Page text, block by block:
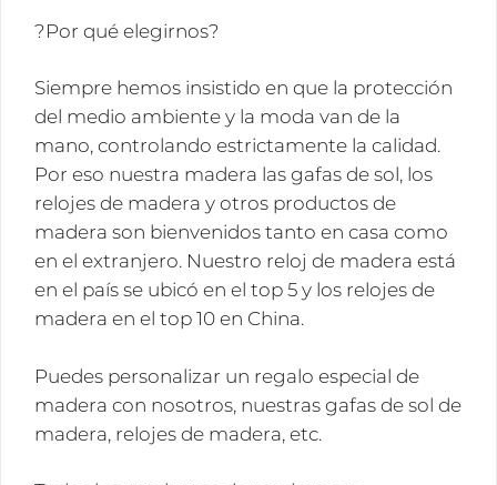
?Por qué elegirnos?
Siempre hemos insistido en que la protección
del medio ambiente y la moda van de la
mano, controlando estrictamente la calidad.
Por eso nuestra madera las gafas de sol, los
relojes de madera y otros productos de
madera son bienvenidos tanto en casa como
en el extranjero. Nuestro reloj de madera está
en el país se ubicó en el top 5 y los relojes de
madera en el top 10 en China.
Puedes personalizar un regalo especial de
madera con nosotros, nuestras gafas de sol de
madera, relojes de madera, etc.